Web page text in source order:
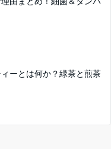
ィーとは何か？緑茶と煎茶